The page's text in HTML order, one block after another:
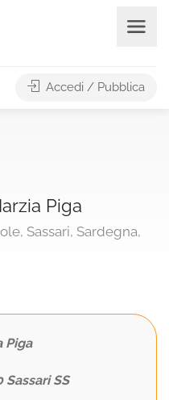
Accedi / Pubblica
Piga
Sassari, Sardegna,
Piga
Sassari SS